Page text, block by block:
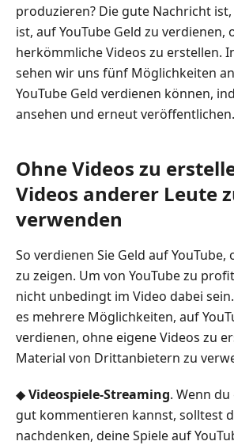
produzieren? Die gute Nachricht
ist, auf YouTube Geld zu verdienen,
herkömmliche Videos zu erstellen.
sehen wir uns fünf Möglichkeiten
YouTube Geld verdienen können,
ansehen und erneut veröffentlichen.
Ohne Videos zu
Videos anderer Leute
verwenden
So verdienen Sie Geld auf
zu zeigen. Um von YouTube zu
nicht unbedingt im Video dabei
es mehrere Möglichkeiten, auf
verdienen, ohne eigene Videos zu
Material von Drittanbietern zu
◆Videospiele-Streaming. Wenn
gut kommentieren kannst, solltest
nachdenken, deine Spiele auf